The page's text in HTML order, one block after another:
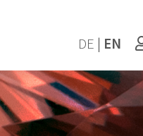
DE | EN